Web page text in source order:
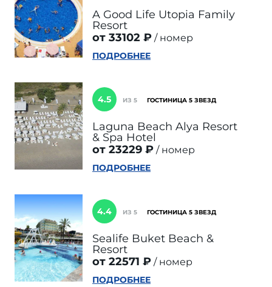
A Good Life Utopia Family
Resort
от 33102 ₽
номер
ПОДРОБНЕЕ
4.5 ИЗ 5 ГОСТИНИЦА 5 ЗВЕЗД
Laguna Beach Alya Resort
& Spa Hotel
от 23229 ₽
номер
ПОДРОБНЕЕ
4.4 ИЗ 5 ГОСТИНИЦА 5 ЗВЕЗД
Sealife Buket Beach &
Resort
от 22571 ₽
номер
ПОДРОБНЕЕ